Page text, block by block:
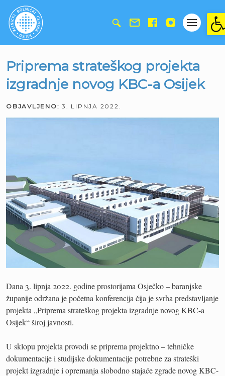
Priprema strateškog projekta
izgradnje novog KBC-a Osijek
OBJAVLJENO: 3. LIPNJA 2022.
Dana 3. lipnja 2022. godine prostorijama Osječko – baranjske
županije održana je početna konferencija čija je svrha predstavljanje
projekta „Priprema strateškog projekta izgradnje novog KBC-a
Osijek“ široj javnosti.
U sklopu projekta provodi se priprema projektno – tehničke
dokumentacije i studijske dokumentacije potrebne za strateški
projekt izgradnje i opremanja slobodno stajaće zgrade novog KBC-